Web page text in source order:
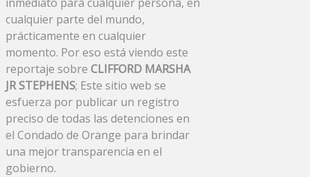
cualquier parte del mundo,
prácticamente en cualquier
momento. Por eso está viendo este
reportaje sobre CLIFFORD MARSHA
JR STEPHENS; Este sitio web se
esfuerza por publicar un registro
preciso de todas las detenciones en
el Condado de Orange para brindar
una mejor transparencia en el
gobierno.